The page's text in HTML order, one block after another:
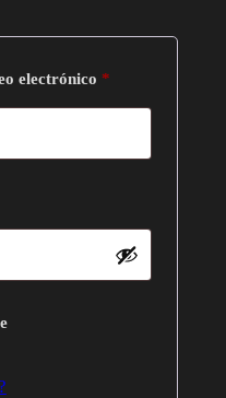
electrónico *Obligatorio